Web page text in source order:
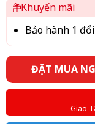
Khuyến mãi
Bảo hành 1
ĐẶT MUA
Giao